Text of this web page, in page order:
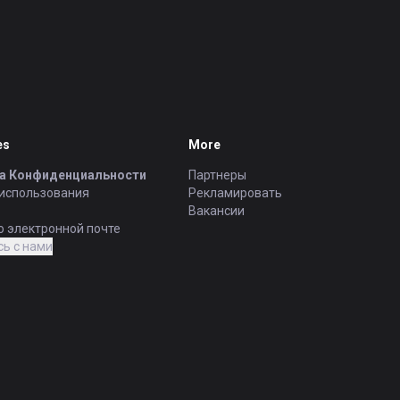
Конфиденциальности
электронной почте
с нами
More
Партнеры
Рекламировать
Вакансии